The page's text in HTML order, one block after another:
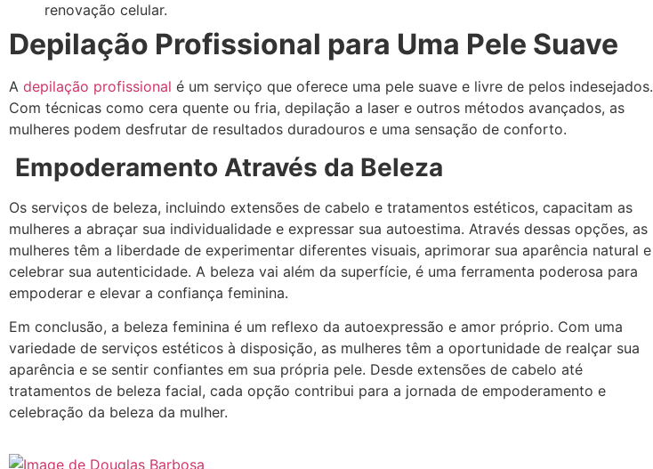
renovação celular.
Depilação Profissional para Uma Pele Suave
A depilação profissional é um serviço que oferece uma pele suave e livre de pelos indesejados.
Com técnicas como cera quente ou fria, depilação a laser e outros métodos avançados, as
mulheres podem desfrutar de resultados duradouros e uma sensação de conforto.
Empoderamento Através da Beleza
Os serviços de beleza, incluindo extensões de cabelo e tratamentos estéticos, capacitam as
mulheres a abraçar sua individualidade e expressar sua autoestima. Através dessas opções, as
mulheres têm a liberdade de experimentar diferentes visuais, aprimorar sua aparência natural e
celebrar sua autenticidade. A beleza vai além da superfície, é uma ferramenta poderosa para
empoderar e elevar a confiança feminina.
Em conclusão, a beleza feminina é um reflexo da autoexpressão e amor próprio. Com uma
variedade de serviços estéticos à disposição, as mulheres têm a oportunidade de realçar sua
aparência e se sentir confiantes em sua própria pele. Desde extensões de cabelo até
tratamentos de beleza facial, cada opção contribui para a jornada de empoderamento e
celebração da beleza da mulher.